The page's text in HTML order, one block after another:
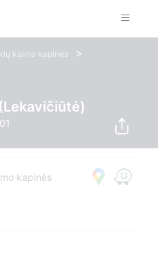
kaimo kapinės >
kapinės